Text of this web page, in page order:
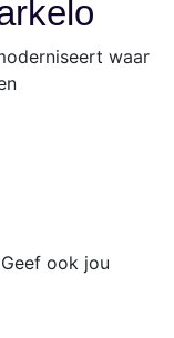
waar
ook jou